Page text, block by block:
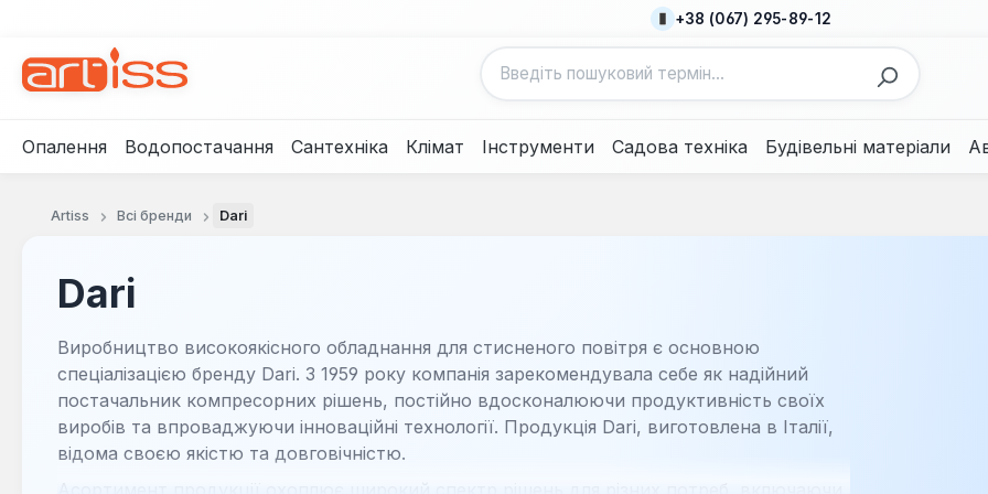
+38 (067) 295-89-12
Опалення Водопостачання Сантехніка Клімат Інструменти Садова техніка Будівельні матеріали
Artiss Всі бренди Dari
Dari
Виробництво високоякісного обладнання для стисненого повітря є основною
спеціалізацією бренду Dari. З 1959 року компанія зарекомендувала себе як надійний
постачальник компресорних рішень, постійно вдосконалюючи продуктивність своїх
виробів та впроваджуючи інноваційні технології. Продукція Dari, виготовлена в Італії,
відома своєю якістю та довговічністю.